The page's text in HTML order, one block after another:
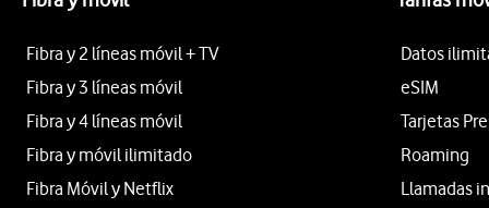
Fibra y 2 líneas móvil + TV
Fibra y 3 líneas móvil
Fibra y 4 líneas móvil
Fibra y móvil ilimitado
Fibra Móvil y Netflix
Datos
eSIM
Tarjetas
Roaming
Llamadas